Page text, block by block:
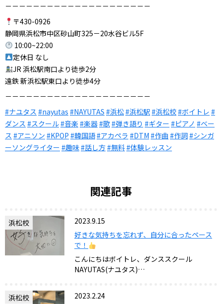
－－－－－－－－－－－－－－－－－－－－－
〒430-0926
静岡県浜松市中区砂山町325－20水谷ビル5F
10:00~22:00
定休日 なし
JR 浜松駅南口より徒歩2分
遠鉄 新浜松駅東口より徒歩4分
－－－－－－－－－－－－－－－－－－－－－
#ナユタス #nayutas #NAYUTAS #浜松#浜松駅 #浜松校#ボイトレ #
ダンス #スクール#音楽 #楽器#歌#弾き語り #ギター #ピアノ #ベー
ス #アニソン #KPOP #韓国語#アカペラ #DTM #作曲 #作詞#シンガ
ーソングライター #趣味#話し方#無料#体験レッスン
関連記事
浜松校
2023.9.15
好きな気持ちを忘れず、自分に合ったペース
で！
こんにちはボイトレ、ダンススクール
NAYUTAS(ナユタス)…
浜松校
2023.2.24